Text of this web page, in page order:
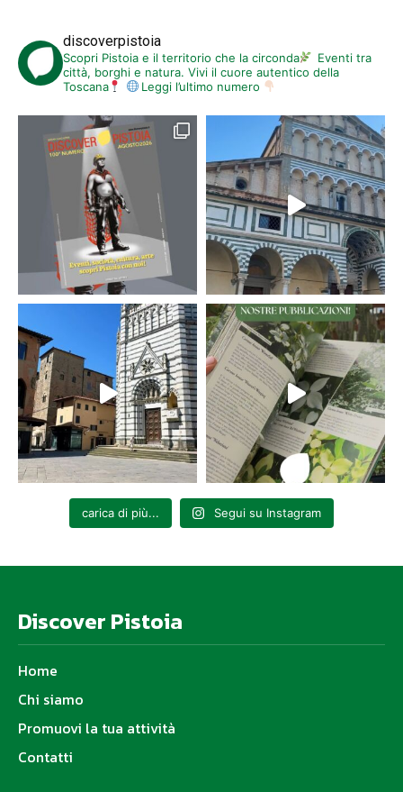
discoverpistoia
Scopri Pistoia e il territorio che la circonda
Eventi tra
città, borghi e natura. Vivi il cuore autentico della
Toscana
Leggi l’ultimo numero
carica di più... Segui su Instagram
Discover Pistoia
Home
Chi siamo
Promuovi la tua attività
Contatti